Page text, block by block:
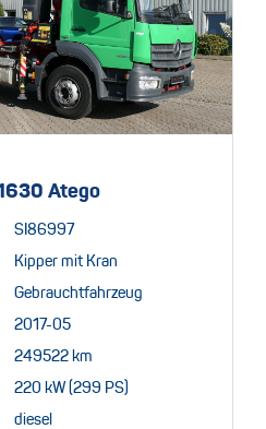
Atego
SI86997
Kipper mit Kran
Gebrauchtfahrzeug
2017-05
249522 km
220 kW (299 PS)
diesel